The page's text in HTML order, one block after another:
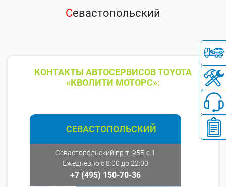
Севастопольский
КОНТАКТЫ АВТОСЕРВИСОВ TOYOTA
«КВОЛИТИ МОТОРС»:
СЕВАСТОПОЛЬСКИЙ
Севастопольский пр-т, 95Б с.1
Ежедневно с 8:00 до 22:00
+7 (495) 150-70-36